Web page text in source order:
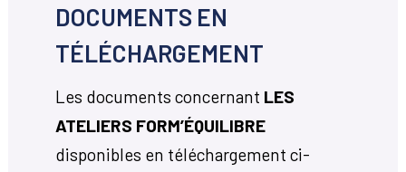
DOCUMENTS EN
TÉLÉCHARGEMENT
Les documents concernant LES
ATELIERS FORM’ÉQUILIBRE
disponibles en téléchargement ci-